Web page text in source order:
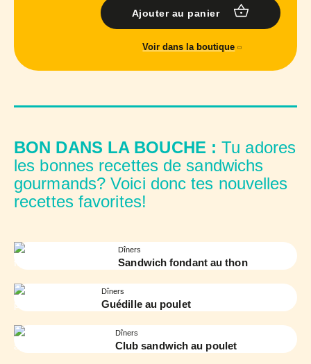
Ajouter au panier
Voir dans la boutique
BON DANS LA BOUCHE : Tu adores
les bonnes recettes de sandwichs
gourmands? Voici donc tes nouvelles
recettes favorites!
Dîners
Sandwich fondant au thon
Dîners
Guédille au poulet
Dîners
Club sandwich au poulet